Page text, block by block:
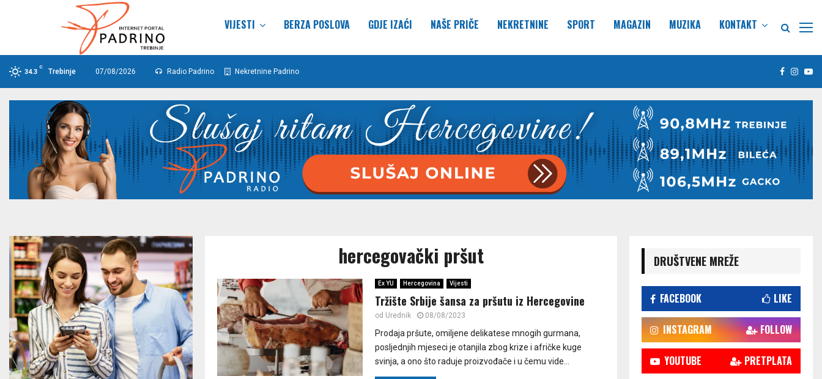
VIJESTI BERZA POSLOVA GDJE IZAĆI NAŠE PRIČE NEKRETNINE SPORT MAGAZIN MUZIKA KONTAKT
34.3
C
Trebinje 07/08/2026 Radio Padrino Nekretnine Padrino Facebook
hercegovački pršut
Ex YU Hercegovina Vijesti
Tržište Srbije šansa za pršutu iz Hercegovine
od Urednik 08/08/2023
Prodaja pršute, omiljene delikatese mnogih gurmana,
posljednjih mjeseci je otanjila zbog krize i afričke kuge
svinja, a ono što raduje proizvođače i u čemu vide...
DRUŠTVENE MREŽE
FACEBOOK LIKE
INSTAGRAM FOLLOW
YOUTUBE PRETPLATA